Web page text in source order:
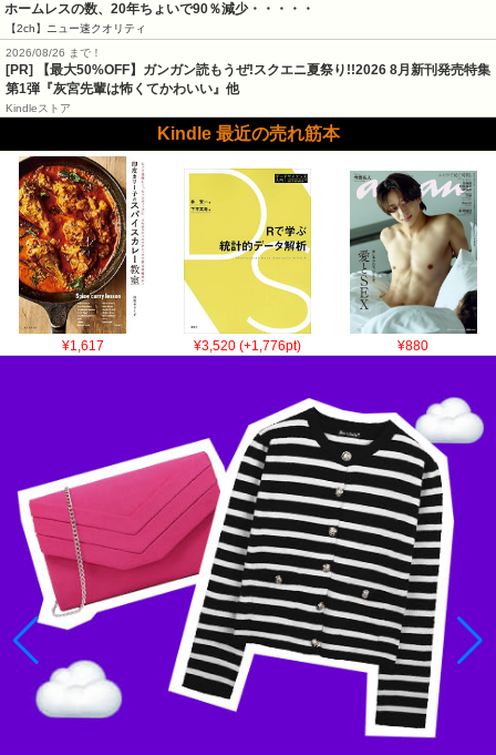
ホームレスの数、20年ちょいで90％減少・・・・・
【2ch】ニュー速クオリティ
2026/08/26 まで！
[PR] 【最大50%OFF】ガンガン読もうぜ!スクエニ夏祭り!!2026 8月新刊発売特集
第1弾『灰宮先輩は怖くてかわいい』他
Kindleストア
Kindle 最近の売れ筋本
¥1,617 ¥3,520 (+1,776pt) ¥880